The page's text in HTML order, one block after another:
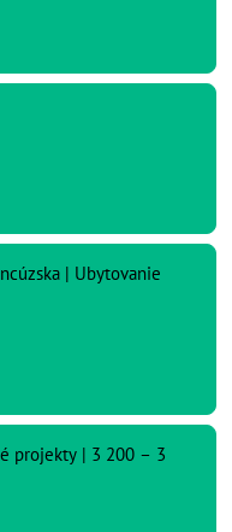
| Ubytovanie
projekty | 3 200 – 3